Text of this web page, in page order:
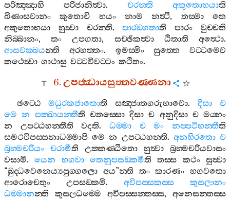
පරිඤ‍්ඤාහි
පරිජානිත්‍වා. චරන‍්ති අකුතොභයාති
ඛීණාසවානං
කුතොචි භයං නාම නත්‍ථි, තස‍්මා
තෙ
අකුතොභයා
හුත්‍වා චරන‍්ති.පාරඞ‍්ගතාති පාරං
වුච‍්චති
නිබ‍්බානං,තං උපගතා, සච‍්ඡිකත්‍වා ඨිතාති අත්‍ථො.
ආසවක‍්ඛයන‍්ති අරහත‍්තං. ඉමස‍්මිං සුත‍්තෙ
වට‍්ටමෙව
කථෙත්‍වා ගාථාසු වට‍්ටවිවට‍්ටං කථිතං.
6.උපජ‍්ඣායසුත‍්තවණ‍්ණනා
ඡට‍්ඨෙ මධුරකජාතොති සඤ‍්ජාතගරුභාවො.දිසා
ච
මෙ න පක‍්ඛායන‍්තීති චතස‍්සො දිසා ච අනුදිසා ච මය‍්හං
න
උපට‍්ඨහන‍්තීති වදති.ධම‍්මා ච මං නප‍්පටිභන‍්තීති
සමථවිපස‍්සනාධම‍්මාපි මෙ න උපට‍්ඨහන‍්ති. අනභිරතො ච
බ්‍රහ‍්මචරියං
චරාමීති උක‍්කණ‍්ඨිතො හුත්‍වා
බ්‍රහ‍්මචරියවාසං
වසාමි.යෙන භගවා තෙනුපසඞ‍්කමීති තස‍්ස කථං සුත්‍වා
“බුද‍්ධවෙනෙය්‍යපුග‍්ගලො අය”න‍්ති තං කාරණං භගවතො
ආරොචෙතුං
උපසඞ‍්කමි. අවිපස‍්සකස‍්ස
කුසලානං
ධම‍්මානන‍්ති කුසලධම‍්මෙ අවිපස‍්සන‍්තස‍්ස, අනෙසන‍්තස‍්ස